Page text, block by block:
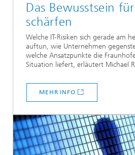
Das Bewusstsein
schärfen
Welche IT-Risiken sich gerade am
auftun, wie Unternehmen
welche Ansatzpunkte die
Situation liefert, erläutert Michael
MEHR INFO